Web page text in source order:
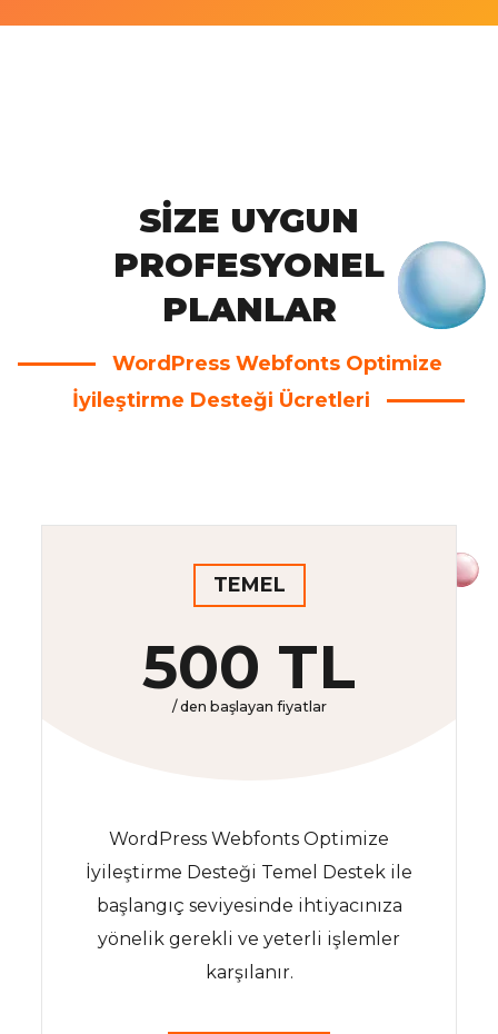
WordPress Webfonts Optimize
İyileştirme Desteği Ücretleri
SIZE UYGUN
PROFESYONEL
PLANLAR
TEMEL
500 TL
/ den başlayan fiyatlar
WordPress Webfonts Optimize
İyileştirme Desteği Temel Destek ile
başlangıç seviyesinde ihtiyacınıza
yönelik gerekli ve yeterli işlemler
karşılanır.